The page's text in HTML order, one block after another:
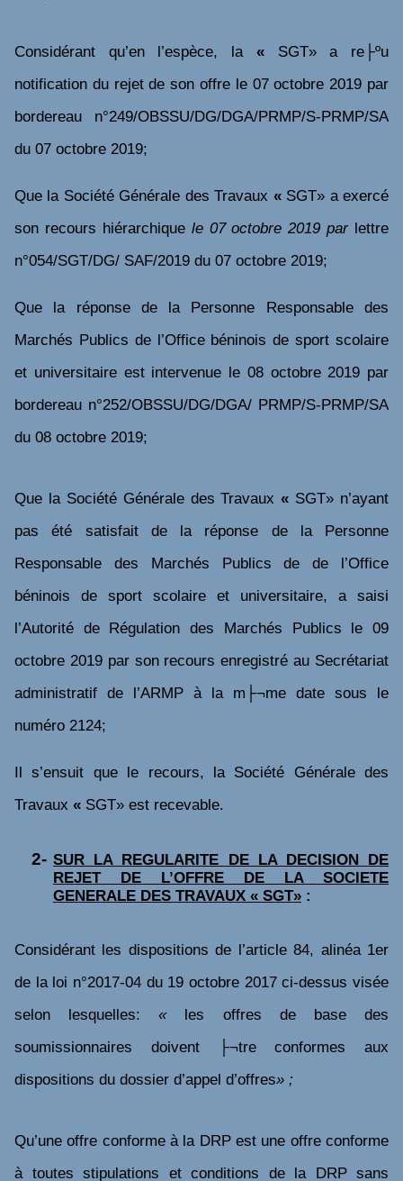
Considérant qu’en l’espèce, la « SGT» a re├ºu
notification du rejet de son offre le 07 octobre 2019 par
bordereau n°249/OBSSU/DG/DGA/PRMP/S-PRMP/SA
du 07 octobre 2019;
Que la Société Générale des Travaux « SGT» a exercé
son recours hiérarchique le 07 octobre 2019 par lettre
n°054/SGT/DG/ SAF/2019 du 07 octobre 2019;
Que la réponse dela Personne Responsable des
Marchés Publics de l’Office béninois de sport scolaire
et universitaireest intervenue le 08 octobre 2019 par
bordereau n°252/OBSSU/DG/DGA/ PRMP/S-PRMP/SA
du 08 octobre 2019;
Que la Société Générale des Travaux « SGT» n’ayant
pas été satisfait de la réponse de la Personne
Responsable des Marchés Publics dede l’Office
béninois de sport scolaire et universitaire,
a saisi
l’Autorité de Régulation des Marchés Publics le 09
octobre 2019 par son recours enregistré au Secrétariat
administratif de l’ARMP à la m├¬me date sous le
numéro 2124;
Il s’ensuit que le recours, la Société Générale des
Travaux « SGT» est recevable.
2- SUR LA REGULARITE DE LA DECISION DE
REJET DE L’OFFRE DE LA SOCIETE
GENERALE DES TRAVAUX « SGT» :
Considérant les dispositions de l’article 84, alinéa 1er
de la loi n°2017-04 du 19 octobre 2017 ci-dessus visée
selon lesquelles:« les offres de base des
soumissionnaires doivent ├¬tre conformes aux
dispositions du dossier d’appel d’offres» ;
Qu’une offre conforme à la DRP est une offre conforme
à toutes stipulations et conditions de la DRP sans